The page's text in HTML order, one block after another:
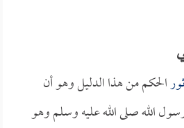
الحكم من هذا الدليل وهو أن
الله صلى الله عليه وسلم وهو